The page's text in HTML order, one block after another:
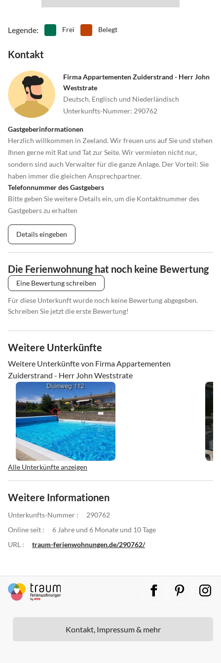
Legende: Frei Belegt
Kontakt
Firma Appartementen Zuiderstrand - Herr John
Weststrate
Deutsch, Englisch und Niederländisch
Unterkunfts-Nummer: 290762
Gastgeberinformationen
Herzlich willkommen in Zeeland. Wir freuen uns auf Sie und stehen
Ihnen gerne mit Rat und Tat zur Seite. Wir vermieten nicht nur,
sondern sind auch Verwalter für die ganze Anlage. Der Vorteil: Sie
haben immer die gleichen Ansprechpartner.
Telefonnummer des Gastgebers
Bitte geben Sie weitere Details ein, um die Kontaktnummer des
Gastgebers zu erhalten
Details eingeben
Die Ferienwohnung hat noch keine Bewertung
Eine Bewertung schreiben
Für diese Unterkunft wurde noch keine Bewertung abgegeben.
Schreiben Sie jetzt die erste Bewertung!
Weitere Unterkünfte
Weitere Unterkünfte von Firma Appartementen
Zuiderstrand - Herr John Weststrate
Alle Unterkünfte anzeigen
Weitere Informationen
Unterkunfts-Nummer :
290762
Online seit :
6 Jahre und 6 Monate und 10 Tage
URL :
traum-ferienwohnungen.de/290762/
Kontakt, Impressum & mehr